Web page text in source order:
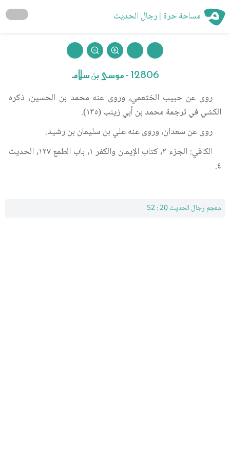
مساحة حرة | رجال الحديث
12806 - موسى بن سلام
روى عن حبيب الخثعمي، وروى عنه محمد بن الحسين، ذكره
الكشي في ترجمة محمد بن أبي زينب (١٣٥).
روى عن سعدان، وروى عنه علي بن سليمان بن رشيد.
الكافي: الجزء ٢، كتاب الإيمان والكفر ١، باب الطمع ١٢٧، الحديث
٤.
معجم رجال الحديث 20 : 52